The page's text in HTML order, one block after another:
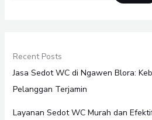
Recent Posts
Jasa Sedot WC di Ngawen Blora:
Pelanggan Terjamin
Layanan Sedot WC Murah dan